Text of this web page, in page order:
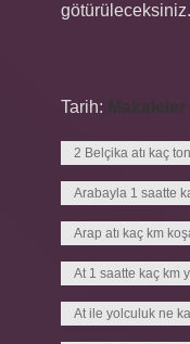
götürüleceksiniz.
Tarih: Makaleler
2 Belçika atı kaç
Arabayla 1 saatte
Arap atı kaç km
At 1 saatte kaç km
At ile yolculuk ne